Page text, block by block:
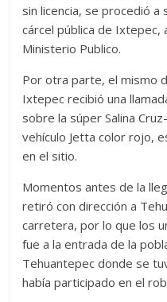
sin licencia, se procedió a
cárcel pública de Ixtepec,
Ministerio Publico.
Por otra parte, el mismo
Ixtepec recibió una
sobre la súper Salina
vehículo Jetta color rojo,
en el sitio.
Momentos antes de la
retiró con dirección a
carretera, por lo que los
fue a la entrada de la
Tehuantepec donde se
había participado en el